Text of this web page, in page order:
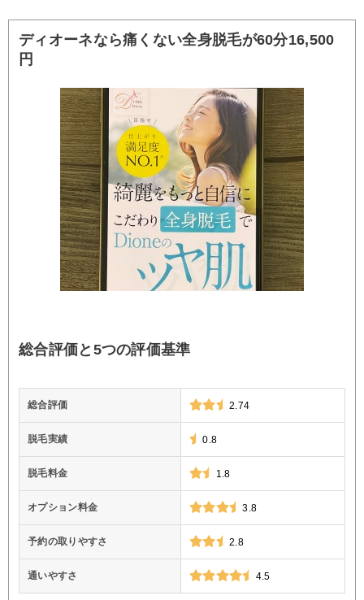
ディオーネなら痛くない全身脱毛が60分16,500
円
総合評価と5つの評価基準
総合評価 2.74
脱毛実績 0.8
脱毛料金 1.8
オプション料金 3.8
予約の取りやすさ 2.8
通いやすさ 4.5